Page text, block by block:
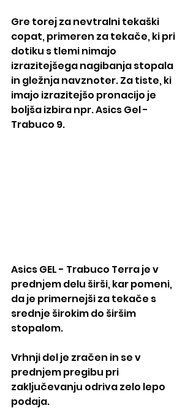
Gre torej za nevtralni tekaški
copat, primeren za tekače, ki pri
dotiku s tlemi nimajo
izrazitejšega nagibanja stopala
in gležnja navznoter. Za tiste, ki
imajo izrazitejšo pronacijo je
boljša izbira npr. Asics Gel -
Trabuco 9.
Asics GEL - Trabuco Terra je v
prednjem delu širši, kar pomeni,
da je primernejši za tekače s
srednje širokim do širšim
stopalom.
Vrhnji del je zračen in se v
prednjem pregibu pri
zaključevanju odriva zelo lepo
podaja.